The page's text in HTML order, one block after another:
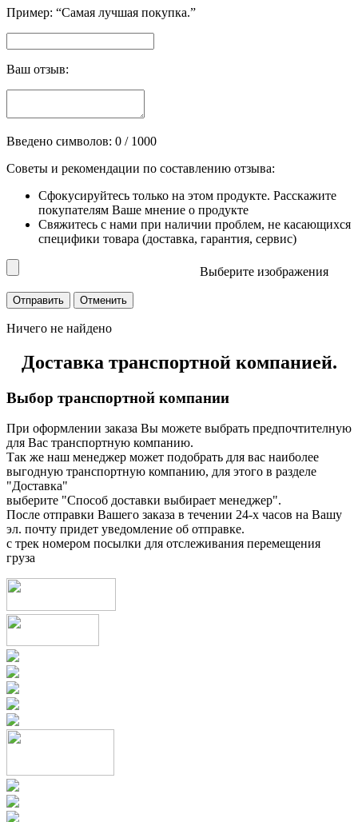
Пример: “Самая лучшая покупка.”
Ваш отзыв:
Введено символов: 0 / 1000
Советы и рекомендации по составлению отзыва:
Сфокусируйтесь только на этом продукте. Расскажите
покупателям Ваше мнение о продукте
Свяжитесь с нами при наличии проблем, не касающихся
специфики товара (доставка, гарантия, сервис)
Выберите изображения
Ничего не найдено
Доставка транспортной компанией.
Выбор транспортной компании
При оформлении заказа Вы можете выбрать предпочтителную
для Вас транспортную компанию.
Так же наш менеджер может подобрать для вас наиболее
выгодную транспортную компанию, для этого в разделе
"Доставка"
выберите "Способ доставки выбирает менеджер".
После отправки Вашего заказа в течении 24-х часов на Вашу
эл. почту придет уведомление об отправке.
с трек номером посылки для отслеживания перемещения
груза